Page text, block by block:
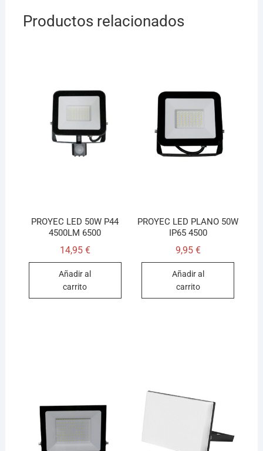
Productos relacionados
PROYEC LED 50W P44
4500LM 6500
14,95 €
Añadir al
carrito
PROYEC LED PLANO 50W
IP65 4500
9,95 €
Añadir al
carrito